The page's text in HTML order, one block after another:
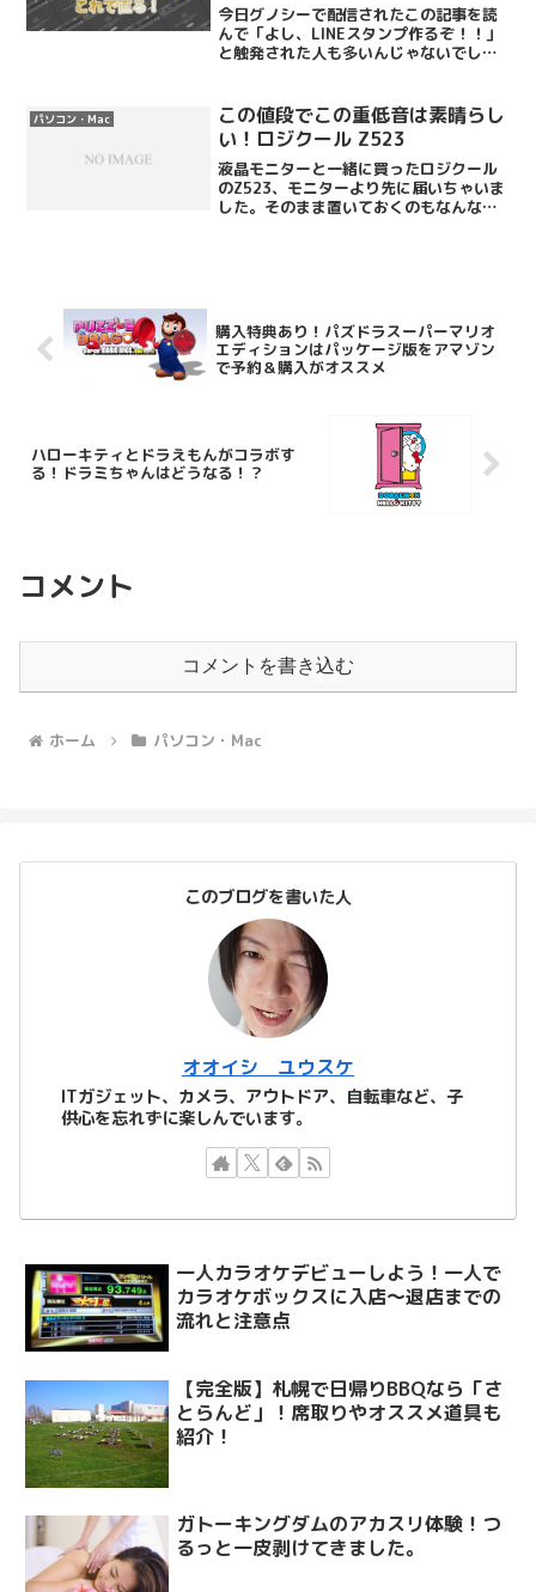
今日グノシーで配信されたこの記事を読
んで「よし、LINEスタンプ作るぞ！！」
と触発された人も多いんじゃないでしょ
ールで開催された「アドビLINEスタンプ
セミナー」の様子...
パソコン・Mac
この値段でこの重低音は素晴らし
い！ロジクール Z523
液晶モニターと一緒に買ったロジクール
のZ523、モニターより先に届いちゃいま
した。そのまま置いておくのもなんなの
購入特典あり！パズドラスーパーマリオ
エディションはパッケージ版をアマゾン
で予約＆購入がオススメ
ハローキティとドラえもんがコラボす
る！ドラミちゃんはどうなる！？
コメント
コメントを書き込む
ホーム パソコン・Mac
このブログを書いた人
オオイシ ユウスケ
ITガジェット、カメラ、アウトドア、自転車など、子
供心を忘れずに楽しんでいます。
一人カラオケデビューしよう！一人で
カラオケボックスに入店～退店までの
流れと注意点
【完全版】札幌で日帰りBBQなら「さ
とらんど」！席取りやオススメ道具も
紹介！
ガトーキングダムのアカスリ体験！つ
るっと一皮剥けてきました。